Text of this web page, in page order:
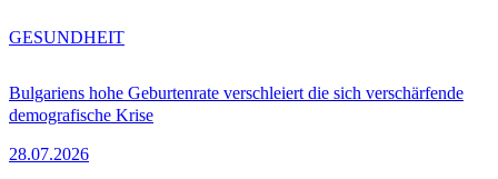
Bulgariens hohe Geburtenrate verschleiert die sich verschärfende
demografische Krise
28.07.2026
GESUNDHEIT